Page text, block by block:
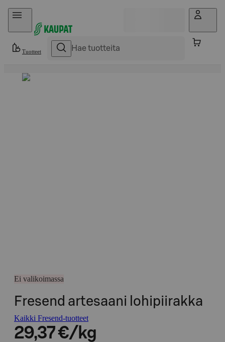
Hyppää sisältöön
Tuotteet
Ei valikoimassa
Fresend artesaani lohipiirakka
Kaikki Fresend-tuotteet
29,37 €/kg